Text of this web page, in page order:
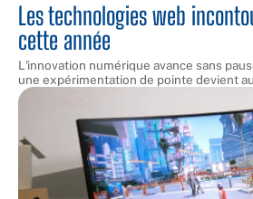
Les technologies web
cette année
L'innovation numérique avance sans
une expérimentation de pointe devient